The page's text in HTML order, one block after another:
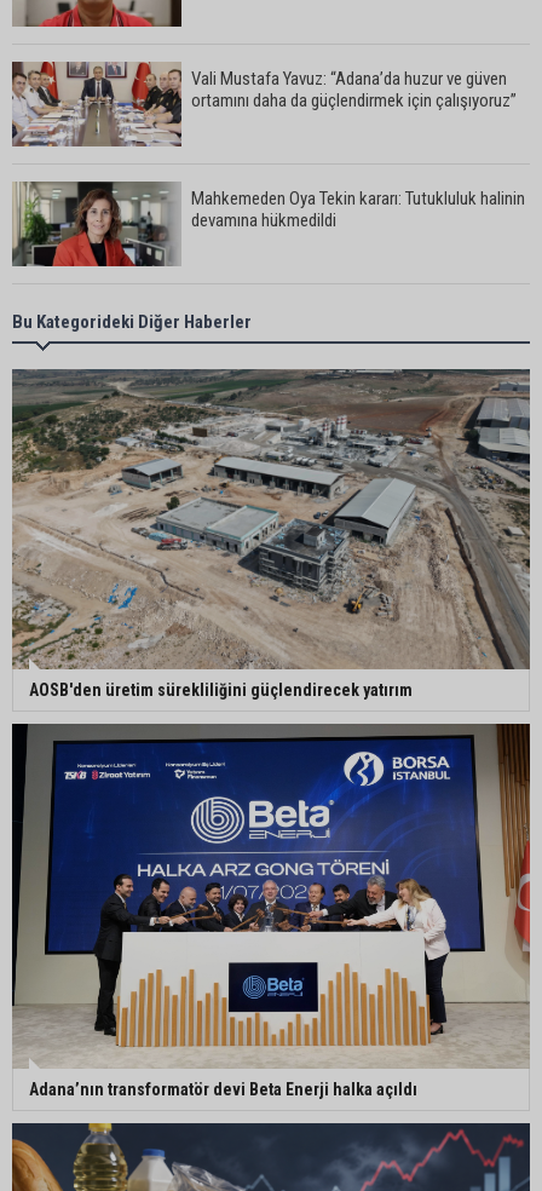
Vali Mustafa Yavuz: “Adana’da huzur ve güven
ortamını daha da güçlendirmek için çalışıyoruz”
Mahkemeden Oya Tekin kararı: Tutukluluk halinin
devamına hükmedildi
Adana’da taziye evinde silahlı kavga kamerada:
Çok sayıda polis ekibi olay yerine sevk edildi
Adana’da parktaki OED cihazını çalan şüpheli
tutuklandı
Seyhan’da fırın ve pastanelere hijyen denetimi
gerçekleştirildi
Eski polis memuru Ergün Karakaya’nın
öldürüldüğü silahlı kavganın görüntüleri ortaya
çıktı
İmamoğlu’nda hijyen ve etiket kontrolü
Mustafa Özkan: "Yüreğir Belediye Başkan
Vekilliği seçimine ilişkin hukuki süreç başlatıldı"
Bu Kategorideki Diğer Haberler
⁠AOSB'den üretim sürekliliğini güçlendirecek yatırım
Adana’nın transformatör devi Beta Enerji halka açıldı